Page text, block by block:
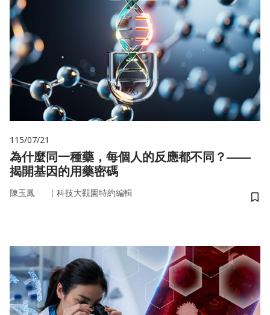
115/07/21
為什麼同一種藥，每個人的反應都不同？——
揭開基因的用藥密碼
陳玉鳳 ｜ 科技大觀園特約編輯
儲